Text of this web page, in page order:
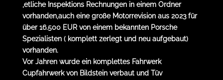
,etliche Inspektions Rechnungen in einem Ordner
vorhanden,auch eine große Motorrevision aus 2023 für
über 16.500 EUR von einem bekannten Porsche
Spezialisten ( komplett zerlegt und neu aufgebaut)
vorhanden.
Vor Jahren wurde ein komplettes Fahrwerk
Cupfahrwerk von Bildstein verbaut und Tüv